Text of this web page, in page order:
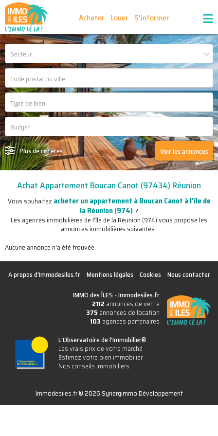
Acheter Louer S'informer
Nos outils Ma sélection d'annonces
Recrutement Partenaires
Secteur
Plus de critères Voir les annonces
Achat Appartement Boucan Canot (97434) Réunion
Vous souhaitez acheter un appartement à Boucan Canot à l'île de
la Réunion (974) ?
Les agences immobilières de l'île de la Réunion (974) vous propose les
annonces immobilières suivantes :
Aucune annonce n'a été trouvée
A propos d'Immodesiles.fr Mentions légales Cookies
Nous contacter
IMMO des ÎLES -Immodesiles.fr
2112 annonces de vente
375 annonces de location
103 agences partenaires
L'Observatoire de l'Immobilier®
Les vrais prix de votre marché
Estimez votre bien immobilier
Nos conseils immobiliers
Immodesiles.fr © 2026 Synergimmo Développement